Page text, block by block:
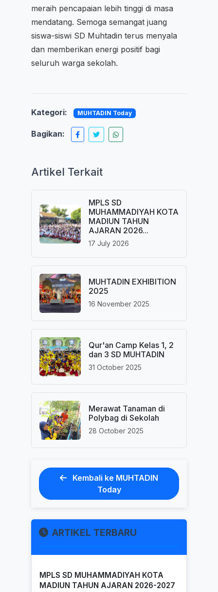
meraih pencapaian lebih tinggi di masa
mendatang. Semoga semangat juang
siswa-siswi SD Muhtadin terus menyala
dan memberikan energi positif bagi
seluruh warga sekolah.
Kategori: MUHTADIN Today
Bagikan:
Artikel Terkait
MPLS SD
MUHAMMADIYAH KOTA
MADIUN TAHUN
AJARAN 2026...
17 July 2026
MUHTADIN EXHIBITION
2025
16 November 2025
Qur'an Camp Kelas 1, 2
dan 3 SD MUHTADIN
31 October 2025
Merawat Tanaman di
Polybag di Sekolah
28 October 2025
Kembali ke MUHTADIN
Today
ARTIKEL TERBARU
MPLS SD MUHAMMADIYAH KOTA
MADIUN TAHUN AJARAN 2026-2027